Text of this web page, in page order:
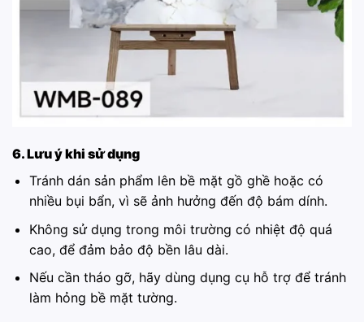
6. Lưu ý khi sử dụng
Tránh dán sản phẩm lên bề mặt gồ ghề hoặc có
nhiều bụi bẩn, vì sẽ ảnh hưởng đến độ bám dính.
Không sử dụng trong môi trường có nhiệt độ quá
cao, để đảm bảo độ bền lâu dài.
Nếu cần tháo gỡ, hãy dùng dụng cụ hỗ trợ để tránh
làm hỏng bề mặt tường.